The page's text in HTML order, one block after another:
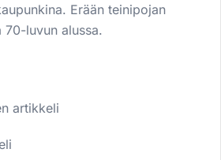
Erään teinipojan
70-luvun alussa.
artikkeli